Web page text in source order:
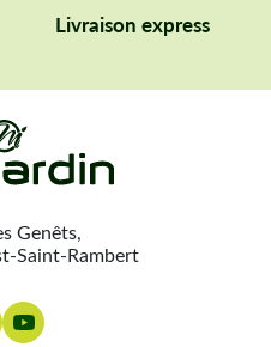
Livraison express
Genêts,
Saint-Rambert